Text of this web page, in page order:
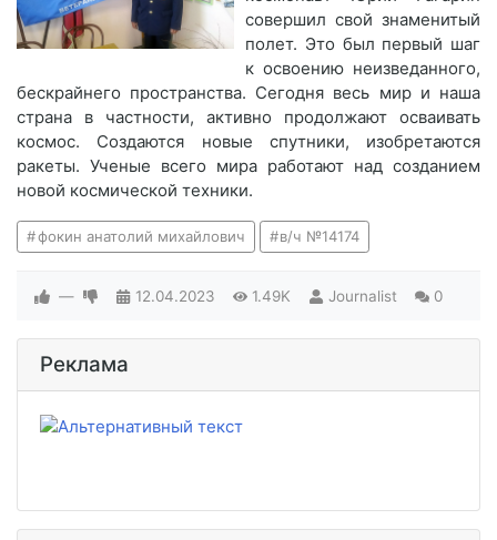
совершил свой знаменитый
полет. Это был первый шаг
к освоению неизведанного,
бескрайнего пространства. Сегодня весь мир и наша
страна в частности, активно продолжают осваивать
космос. Создаются новые спутники, изобретаются
ракеты. Ученые всего мира работают над созданием
новой космической техники.
фокин анатолий михайлович в/ч №14174
— 12.04.2023 1.49K Journalist 0
Реклама